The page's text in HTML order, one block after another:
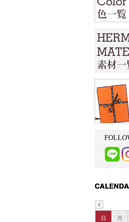
日 月